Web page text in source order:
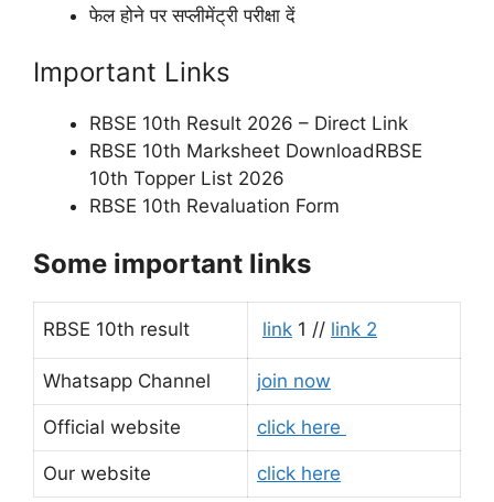
फेल होने पर सप्लीमेंट्री परीक्षा दें
Important Links
RBSE 10th Result 2026 – Direct Link
RBSE 10th Marksheet DownloadRBSE
10th Topper List 2026
RBSE 10th Revaluation Form
Some important links
RBSE 10th result link 1 // link 2
Whatsapp Channel join now
Official website click here
Our website click here